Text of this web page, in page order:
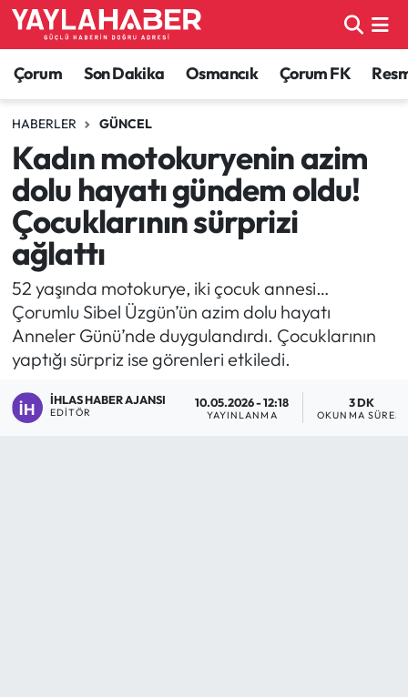
Çorum Son Dakika Osmancık Çorum FK
HABERLER GÜNCEL
Kadın motokuryenin azim
dolu hayatı gündem oldu!
Çocuklarının sürprizi
ağlattı
52 yaşında motokurye, iki çocuk annesi…
Çorumlu Sibel Üzgün’ün azim dolu hayatı
Anneler Günü’nde duygulandırdı. Çocuklarının
yaptığı sürpriz ise görenleri etkiledi.
İHLAS HABER AJANSI
EDITÖR
10.05.2026 - 12:18
YAYINLANMA
3 DK
OKUNMA SÜRESI
Alaca Haberleri
Bayat Haberleri
Bilgi - Keşfet Haberleri
Bilim ve Teknoloji
Boğazkale Haberleri
Çorum Haberleri
Çorum Son Dakika Haberleri
Dodurga Haberleri
Çorum Nöbetçi Eczaneler
Çorum Hava Durumu
Çorum Namaz Vakitleri
Çorum Trafik Yoğunluk Haritası
TFF 1.Lig Puan Durumu ve Fikstür
Tüm Manşetler
Son Dakika Haberleri
Haber Arşivi